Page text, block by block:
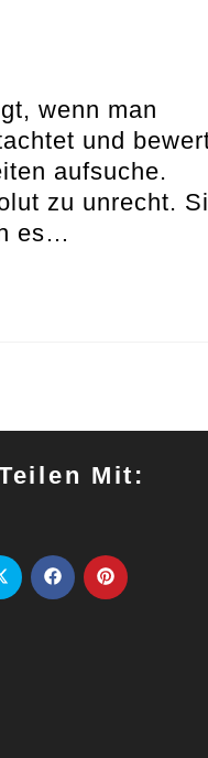
wenn man
und
aufsuche.
zu unrecht.
es…
Mit: